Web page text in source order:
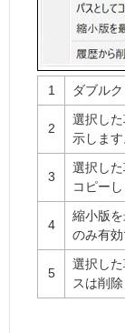
1 ダブル
2
選択し
示します
3
選択し
コピーし
4
縮小版
のみ有効
5
選択し
スは削除